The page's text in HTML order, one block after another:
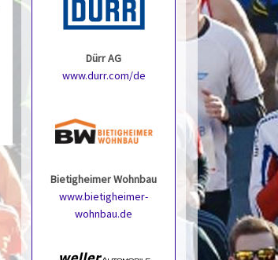
Dürr AG
www.durr.com/de
Bietigheimer Wohnbau
www.bietigheimer-
wohnbau.de